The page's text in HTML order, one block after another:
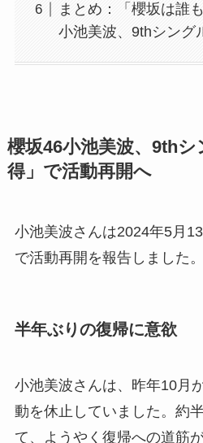
まとめ：「櫻坂は誰
小池美波、9thシング
櫻坂46小池美波、9thシ
得」で活動再開へ
小池美波さんは2024年5月
で活動再開を報告しました。
半年ぶりの復帰に意欲
小池美波さんは、昨年10月
動を休止していました。約
て、ようやく復帰への道筋